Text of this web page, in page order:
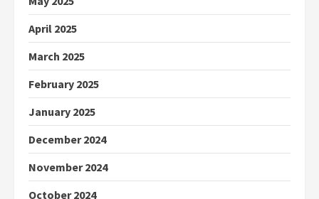
April 2025
March 2025
February 2025
January 2025
December 2024
November 2024
October 2024